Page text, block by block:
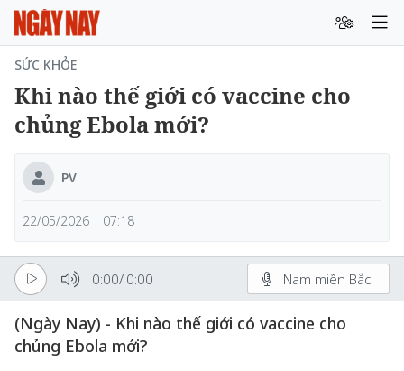
SỨC KHỎE
Khi nào thế giới có vaccine cho
chủng Ebola mới?
PV
22/05/2026 | 07:18
0:00/ 0:00 Nam miền Bắc
(Ngày Nay) - Khi nào thế giới có vaccine cho
chủng Ebola mới?